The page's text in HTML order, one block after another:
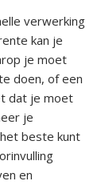
verwerking
kan je
je moet
doen, of een
dat je moet
je
beste kunt
en